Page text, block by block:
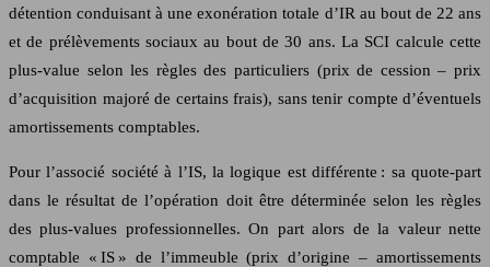
détention conduisant à une exonération totale d’IR au bout de 22 ans
et de prélèvements sociaux au bout de 30 ans. La SCI calcule cette
plus-value selon les règles des particuliers (prix de cession – prix
d’acquisition majoré de certains frais), sans tenir compte d’éventuels
amortissements comptables.
Pour l’associé société à l’IS, la logique est différente : sa quote-part
dans le résultat de l’opération doit être déterminée selon les règles
des plus-values professionnelles. On part alors de la valeur nette
comptable « IS » de l’immeuble (prix d’origine – amortissements